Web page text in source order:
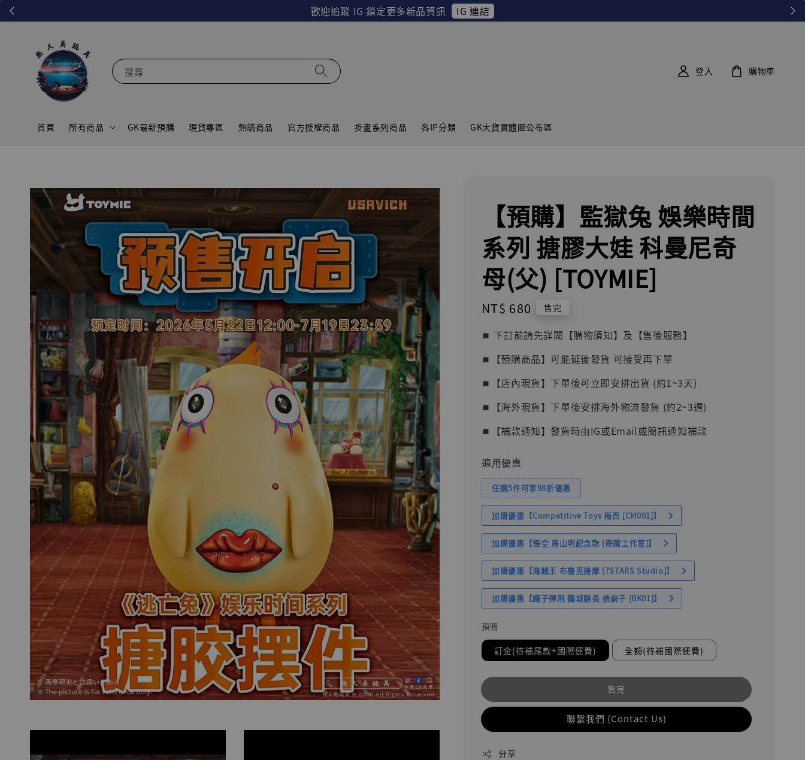
歡迎追蹤 IG 鎖定更多新品資訊 IG 連結
搜尋
首頁 所有商品 GK最新預購 現貨專區 熱銷商品 官方授權商品 掛畫系列商品 各IP分類 GK大貨實體圖公布區
登入 購物車
【預購】監獄兔 娛樂時間
系列 搪膠大娃 科曼尼奇
母(父) [TOYMIE]
Regular
price
NT$ 680 售完
⏹︎ 下訂前請先詳閱【購物須知】及【售後服務】
⏹︎【預購商品】可能延後發貨 可接受再下單
⏹︎【店內現貨】下單後可立即安排出貨 (約1~3天)
⏹︎【海外現貨】下單後安排海外物流發貨 (約2~3週)
⏹︎【補款通知】發貨時由IG或Email或簡訊通知補款
適用優惠
任選5件可享98折優惠
加購優惠【Competitive Toys 梅西 [CM001]】
加購優惠【悟空 鳥山明紀念款 [奇蹟工作室]】
加購優惠【海賊王 布魯克達摩 [7STARS Studio]】
加購優惠【讓子彈飛 鵝城縣長 張麻子 [BK01]】
預購
訂金(待補尾款+國際運費) 全額(待補國際運費)
售完
聯繫我們 (Contact Us)
分享